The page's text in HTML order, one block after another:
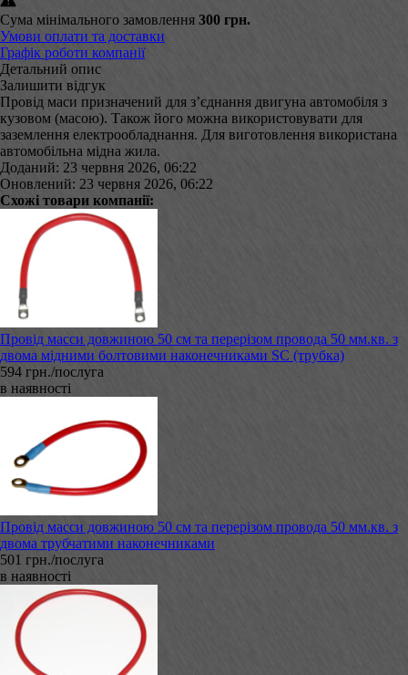
Сума мінімального замовлення 300 грн.
Умови оплати та доставки
Графік роботи компанії
Детальний опис
Залишити відгук
Провід маси призначений для з’єднання двигуна автомобіля з
кузовом (масою). Також його можна використовувати для
заземлення електрообладнання. Для виготовлення використана
автомобільна мідна жила.
Доданий: 23 червня 2026, 06:22
Оновлений: 23 червня 2026, 06:22
Схожі товари компанії:
Провід масси довжиною 50 см та перерізом провода 50 мм.кв. з
двома мідними болтовими наконечниками SC (трубка)
594 грн./послуга
в наявності
Провід масси довжиною 50 см та перерізом провода 50 мм.кв. з
двома трубчатими наконечниками
501 грн./послуга
в наявності